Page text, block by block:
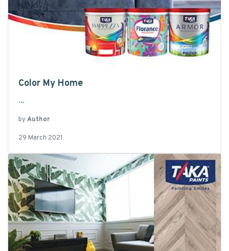
Color My Home
...
byAuthor
29 March 2021